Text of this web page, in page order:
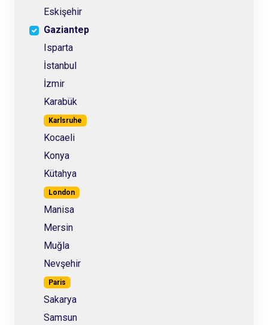
Eskişehir
Gaziantep
Isparta
İstanbul
İzmir
Karabük
Karlsruhe
Kocaeli
Konya
Kütahya
London
Manisa
Mersin
Muğla
Nevşehir
Paris
Sakarya
Samsun